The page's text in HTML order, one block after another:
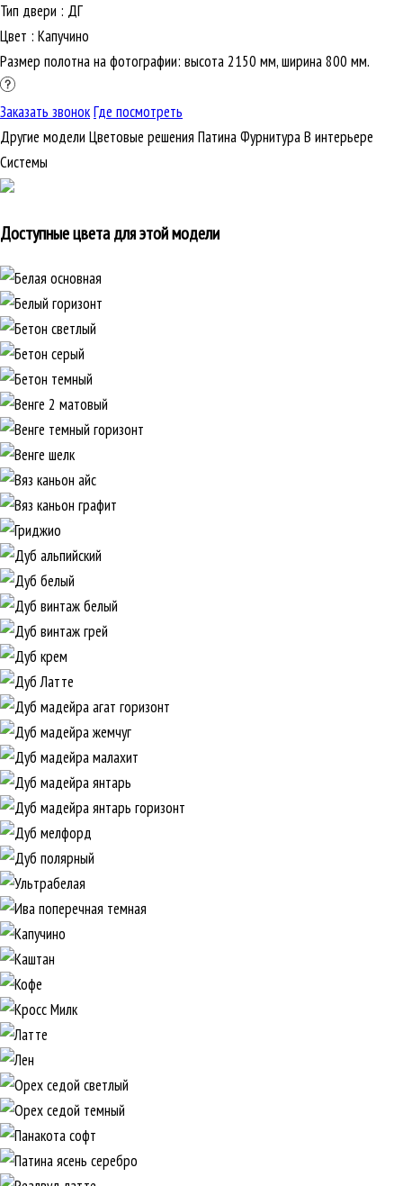
Тип двери : ДГ
Цвет : Капучино
Размер полотна на фотографии: высота 2150 мм, ширина 800 мм.
Заказать звонокГде посмотреть
Другие модели Цветовые решения ПатинаФурнитураВ интерьере
Cистемы
Доступные цвета для этой модели